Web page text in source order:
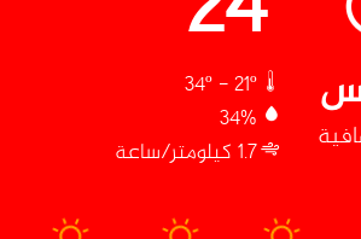
34º - 21º
34%
1.7 كيلومتر/ساعة